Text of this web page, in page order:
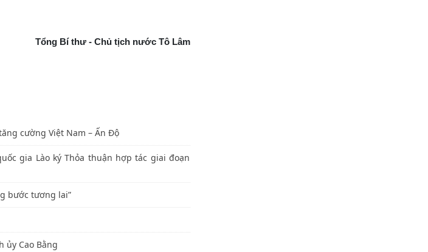
Tổng Bí thư - Chủ tịch nước Tô Lâm
cường Việt Nam – Ấn Độ
gia Lào ký Thỏa thuận hợp tác giai đoạn
bước tương lai”
ủy Cao Bằng